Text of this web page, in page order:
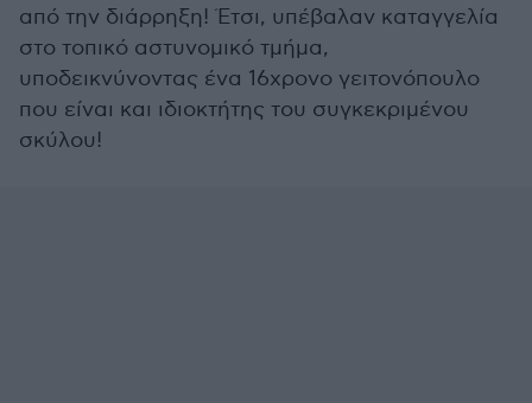
από την διάρρηξη! Έτσι, υπέβαλαν καταγγελία
στο τοπικό αστυνομικό τμήμα,
υποδεικνύνοντας ένα 16χρονο γειτονόπουλο
που είναι και ιδιοκτήτης του συγκεκριμένου
σκύλου!